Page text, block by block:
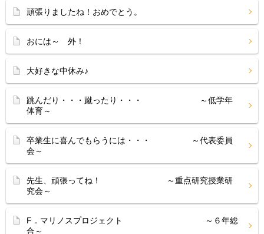
頑張りましたね！おめでとう。
おには～ 外！
大好きな中休み♪
跳んだり・・・蹴ったり・・・ ～低学年
体育～
卒業生に喜んでもらうには・・・ ～代表委員
会～
先生、頑張ってね！ ～重点研究授業研
究会～
F．マリノスプロジェクト ～６年総
合～